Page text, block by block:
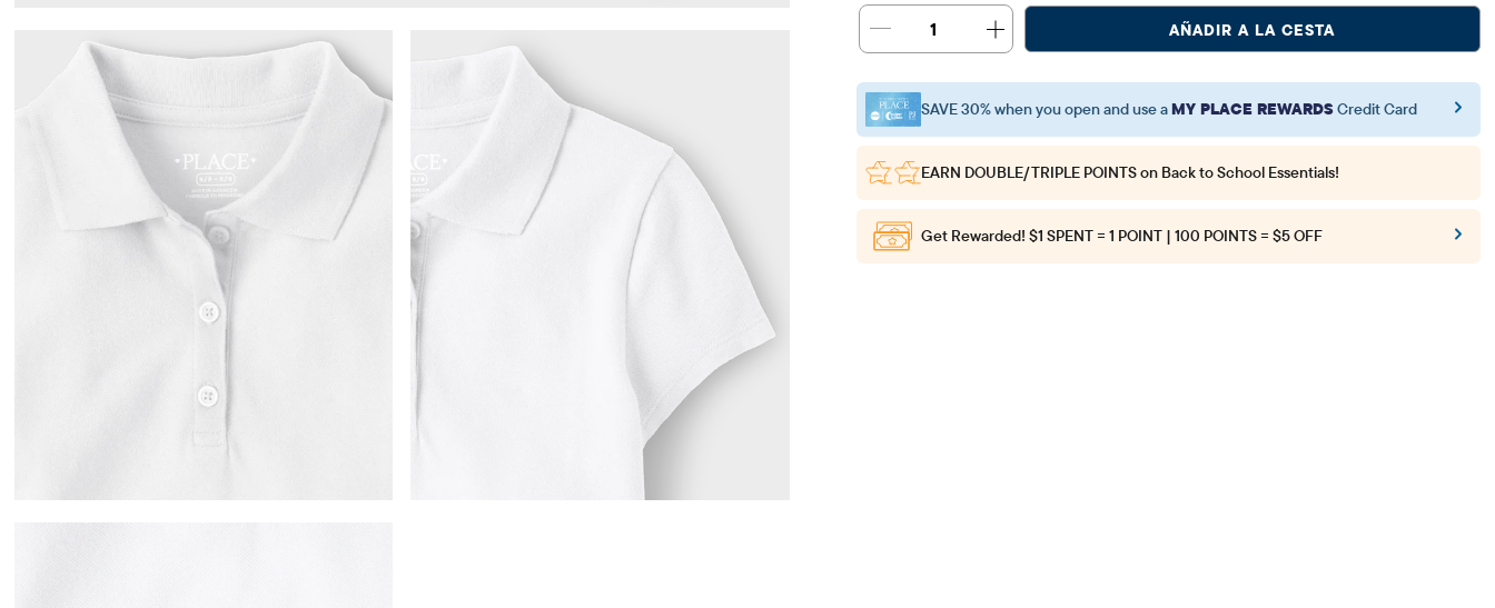
1 AÑADIR A LA CESTA
SAVE 30% when you open and use aMY PLACE REWARDSCredit Card
EARN DOUBLE/TRIPLE POINTSon Back to School Essentials!
Get Rewarded! $1 SPENT = 1 POINT | 100 POINTS = $5 OFF